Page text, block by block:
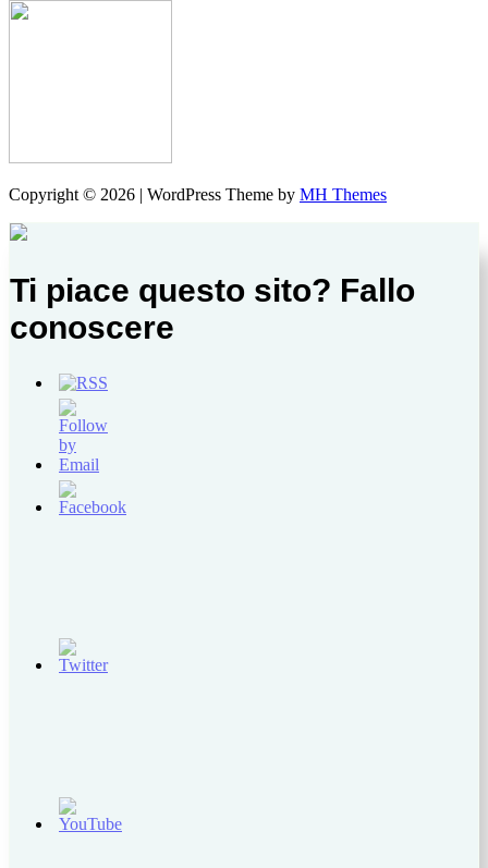
Copyright © 2026 | WordPress Theme by MH Themes
Ti piace questo sito? Fallo
conoscere